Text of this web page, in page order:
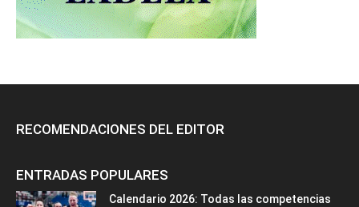
RECOMENDACIONES DEL EDITOR
ENTRADAS POPULARES
Calendario 2026: Todas las competencias